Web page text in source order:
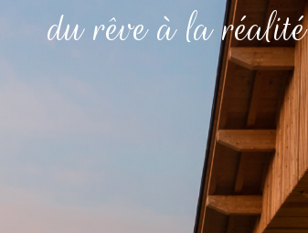
du rêve à la réalité